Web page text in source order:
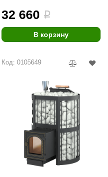
32 660 i
В корзину
Код: 0105649